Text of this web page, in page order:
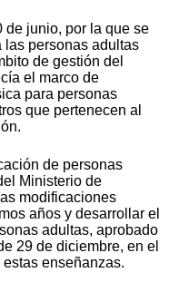
de junio, por la que se
las personas adultas
de gestión del
el marco de
para personas
que pertenecen al
de personas
Ministerio de
modificaciones
años y desarrollar el
adultas, aprobado
29 de diciembre, en el
enseñanzas.